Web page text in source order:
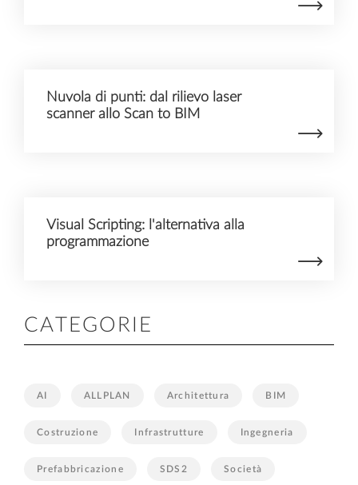
Nuvola di punti: dal rilievo laser
scanner allo Scan to BIM
Visual Scripting: l'alternativa alla
programmazione
CATEGORIE
AI ALLPLAN Architettura BIM
Costruzione Infrastrutture Ingegneria
Prefabbricazione SDS2 Società